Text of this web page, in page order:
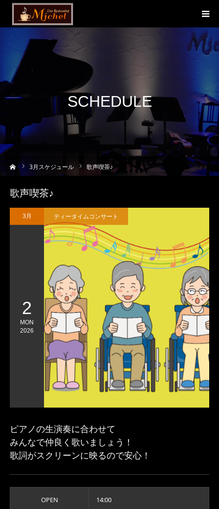
SCHEDULE
3月スケジュール 歌声喫茶♪
歌声喫茶♪
3月
2
MON
2026
ティータイムコンサート
ピアノの生演奏に合わせて
みんなで仲良く歌いましょう！
歌詞がスクリーンに映るので安心！
OPEN 14:00